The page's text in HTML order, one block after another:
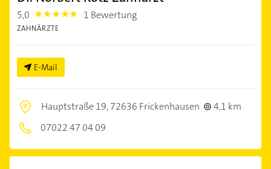
5,0 5.0 1 Bewertung
ZAHNÄRZTE
E-Mail
Hauptstraße 19,72636 Frickenhausen
4,1 km
07022 47 04 09